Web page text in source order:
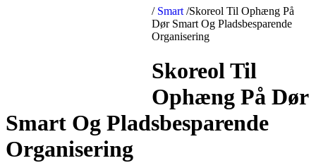
/ Smart /Skoreol Til Ophæng På
Dør Smart Og Pladsbesparende
Organisering
Skoreol Til
Ophæng På Dør
Smart Og Pladsbesparende
Organisering